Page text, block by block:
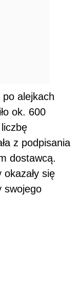
alejkach
ok. 600
z podpisania
dostawcą.
się
swojego